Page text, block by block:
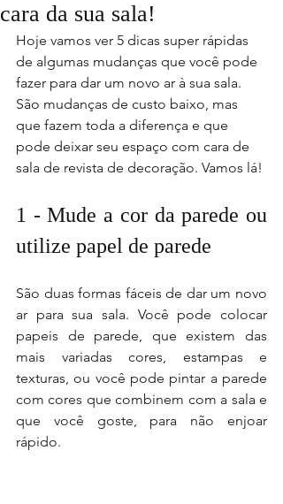
cara da sua sala!
Hoje vamos ver 5 dicas super rápidas
de algumas mudanças que você pode
fazer para dar um novo ar à sua sala.
São mudanças de custo baixo, mas
que fazem toda a diferença e que
pode deixar seu espaço com cara de
sala de revista de decoração. Vamos lá!
1 - Mude a cor da parede ou
utilize papel de parede
São duas formas fáceis de dar um novo
ar para sua sala. Você pode colocar
papeis de parede, que existem das
mais variadas cores, estampas e
texturas, ou você pode pintar a parede
com cores que combinem com a sala e
que você goste, para não enjoar
rápido.